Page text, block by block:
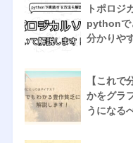
トポロジ
pythonで
分かりや
【これで
かをグラ
うになる